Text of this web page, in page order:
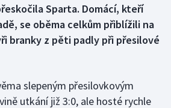
Sparta. Domácí, kteří
se oběma celkům přiblížili na
branky z pěti padly při přesilové
slepeným přesilovkovým
utkání již 3:0, ale hosté rychle